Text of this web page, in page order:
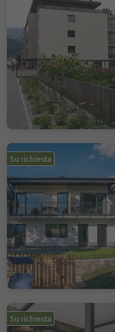
Su richiesta
Su richiesta